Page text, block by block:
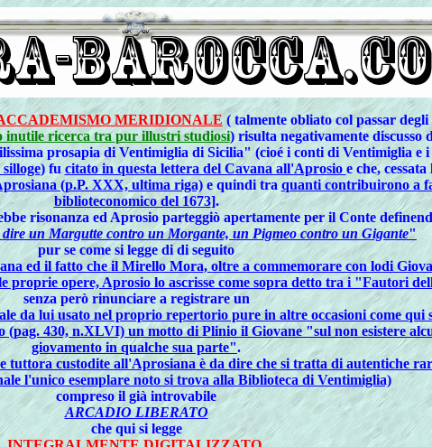
MERIDIONALE ( talmente obliato col passar
inutile ricerca tra pur illustri studiosi)risulta negativamente discusso
prosapia di Ventimiglia di Sicilia" (cioé i conti di Ventimiglia e
) fu citato in questa lettera del Cavana all'Aprosio e che,
(p.P. XXX, ultima riga)e quindi tra quanti contribuirono a
biblioteconomico del 1673].
risonanza ed Aprosio parteggiò apertamente per il Conte
un Margutte contro un Morgante, un Pigmeo contro un Gigante"
pur se come si legge di di seguito
ed il fatto che il Mirello Mora, oltre a commemorare con lodi
proprie opere, Aprosio lo ascrisse come sopra detto tra i "Fautori
senza però rinunciare a registrare un
da lui usato nel proprio repertorio pure in altre occasioni come qui
(pag. 430, n.XLVI) un motto di Plinio il Giovane "sul non esistere
giovamento in qualche sua parte".
tuttora custodite all'Aprosiana è da dire che si tratta di autentiche
l'unico esemplare noto si trova alla Biblioteca di Ventimiglia)
compreso il già introvabile
ARCADIO LIBERATO
che qui si legge